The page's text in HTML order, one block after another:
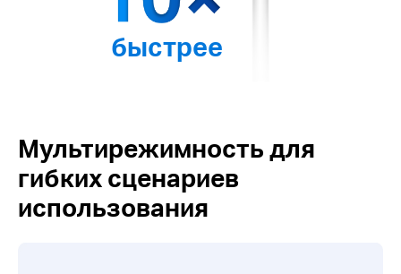
быстрее
Мультирежимность для
гибких сценариев
использования